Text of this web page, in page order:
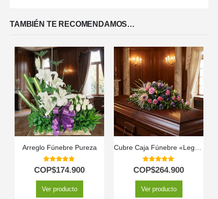
TAMBIÉN TE RECOMENDAMOS…
Arreglo Fúnebre Pureza
5.00out of 5
COP$174.900
Ver producto
5.00out of 5
COP$264.900
Ver producto